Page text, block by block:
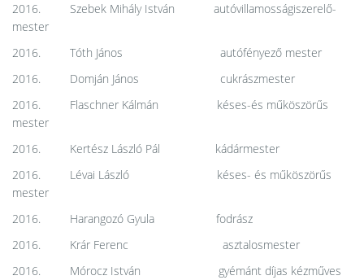
2016. Szebek Mihály István autóvillamosságiszerelő-
mester
2016. Tóth János autófényező mester
2016. Domján János cukrászmester
2016. Flaschner Kálmán késes-és műköszörűs
mester
2016. Kertész László Pál kádármester
2016. Lévai László késes- és műköszörűs
mester
2016. Harangozó Gyula fodrász
2016. Krár Ferenc asztalosmester
2016. Mórocz István gyémánt díjas kézműves